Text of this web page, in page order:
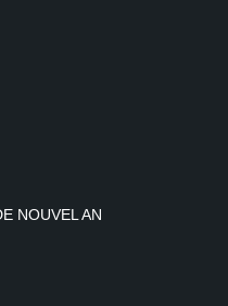
NOUVEL AN